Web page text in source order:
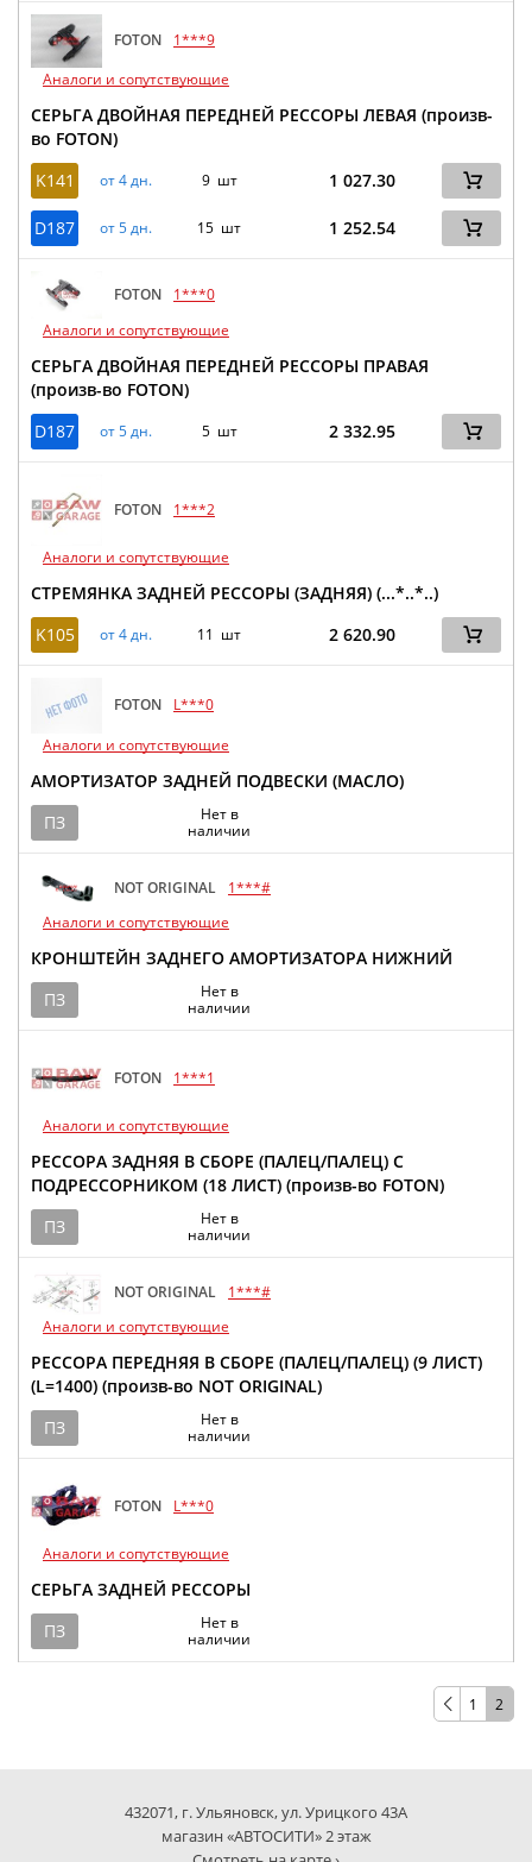
FOTON
1***9
Аналоги и сопутствующие
СЕРЬГА ДВОЙНАЯ ПЕРЕДНЕЙ РЕССОРЫ ЛЕВАЯ (произв-
во FOTON)
K141
от 4 дн. 9 шт 1 027.30
D187 от 5 дн. 15 шт 1 252.54
FOTON
1***0
Аналоги и сопутствующие
СЕРЬГА ДВОЙНАЯ ПЕРЕДНЕЙ РЕССОРЫ ПРАВАЯ
(произв-во FOTON)
D187
от 5 дн. 5 шт 2 332.95
FOTON 1***2
Аналоги и сопутствующие
СТРЕМЯНКА ЗАДНЕЙ РЕССОРЫ (ЗАДНЯЯ) (...*..*..)
K105
от 4 дн. 11 шт 2 620.90
FOTON
L***0
Аналоги и сопутствующие
АМОРТИЗАТОР ЗАДНЕЙ ПОДВЕСКИ (МАСЛО)
ПЗ
Нет в
наличии
NOT ORIGINAL
1***#
Аналоги и сопутствующие
КРОНШТЕЙН ЗАДНЕГО АМОРТИЗАТОРА НИЖНИЙ
ПЗ
Нет в
наличии
FOTON 1***1
Аналоги и сопутствующие
РЕССОРА ЗАДНЯЯ В СБОРЕ (ПАЛЕЦ/ПАЛЕЦ) С
ПОДРЕССОРНИКОМ (18 ЛИСТ) (произв-во FOTON)
ПЗ
Нет в
наличии
NOT ORIGINAL
1***#
Аналоги и сопутствующие
РЕССОРА ПЕРЕДНЯЯ В СБОРЕ (ПАЛЕЦ/ПАЛЕЦ) (9 ЛИСТ)
(L=1400) (произв-во NOT ORIGINAL)
ПЗ
Нет в
наличии
FOTON L***0
Аналоги и сопутствующие
СЕРЬГА ЗАДНЕЙ РЕССОРЫ
ПЗ
Нет в
наличии
1 2
432071, г. Ульяновск, ул. Урицкого 43А
магазин «АВТОСИТИ» 2 этаж